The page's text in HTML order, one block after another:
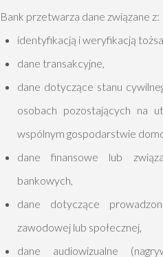
Bank przetwarza dane związane z:
identyfikacją i weryfikacją
dane transakcyjne,
dane dotyczące stanu
osobach pozostających na
wspólnym gospodarstwie
dane finansowe lub
bankowych,
dane dotyczące
zawodowej lub społecznej,
dane audiowizualne